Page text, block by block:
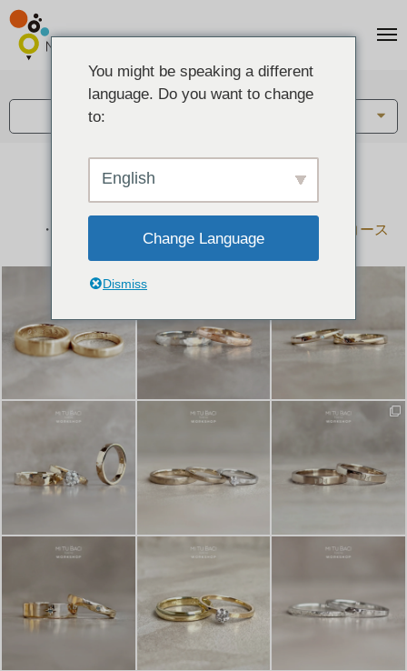
結婚指輪とペアリングのデザイン集
下記コースで手作りされた作品をご紹介します
手作り結婚指輪コース
手作りペアリングコース
You might be speaking a different
language. Do you want to change
to:
English
Change Language
Dismiss